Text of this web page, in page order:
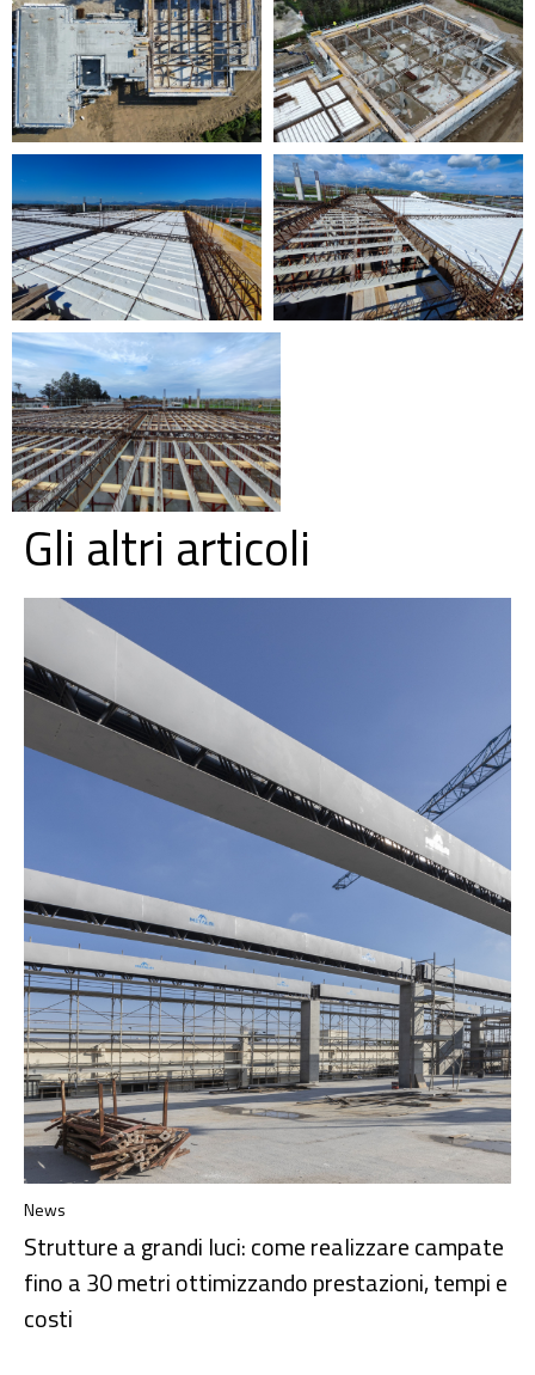
Gli altri articoli
News
Strutture a grandi luci: come realizzare campate
fino a 30 metri ottimizzando prestazioni, tempi e
costi